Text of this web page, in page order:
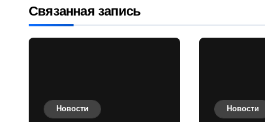
Связанная запись
Новости Новости